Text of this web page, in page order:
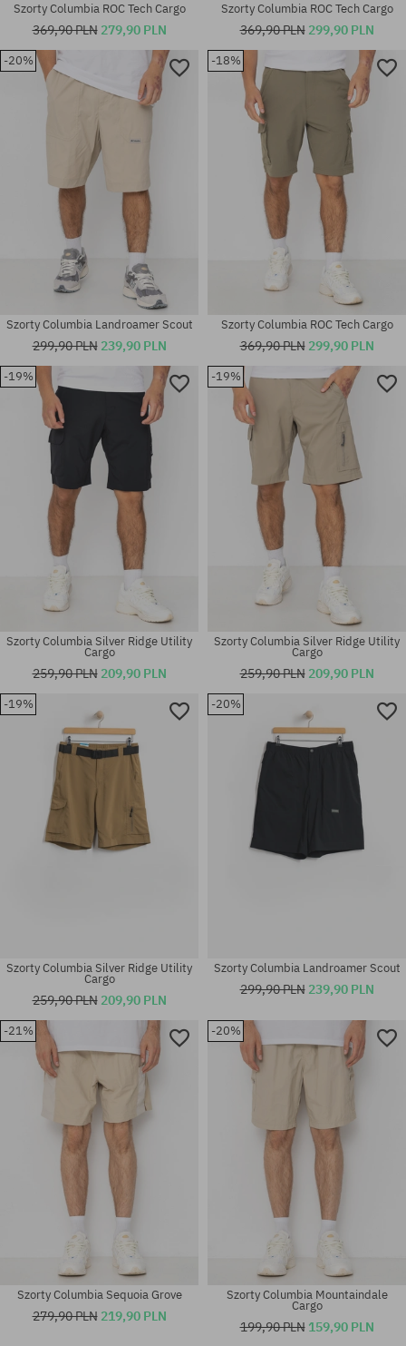
Dostępne rozmiary:
30; 32; 34
Szorty Columbia ROC Tech Cargo
369,90 PLN 279,90 PLN
Dostępne rozmiary:
30; 32; 34
Szorty Columbia ROC Tech Cargo
369,90 PLN 299,90 PLN
-20%
Dostępne rozmiary:
Szorty Columbia Landroamer Scout
299,90 PLN 239,90 PLN
-18%
Dostępne rozmiary:
30; 32; 34
Szorty Columbia ROC Tech Cargo
369,90 PLN 299,90 PLN
-19%
Dostępne rozmiary:
30; 32; 34
Szorty Columbia Silver Ridge Utility
Cargo
259,90 PLN 209,90 PLN
-19%
Dostępne rozmiary:
30; 32; 34; 36
Szorty Columbia Silver Ridge Utility
Cargo
259,90 PLN 209,90 PLN
-19%
Szorty Columbia Silver Ridge Utility
Cargo
259,90 PLN 209,90 PLN
-20%
Szorty Columbia Landroamer Scout
299,90 PLN 239,90 PLN
-21%
Szorty Columbia Sequoia Grove
279,90 PLN 219,90 PLN
-20%
Szorty Columbia Mountaindale
Cargo
199,90 PLN 159,90 PLN